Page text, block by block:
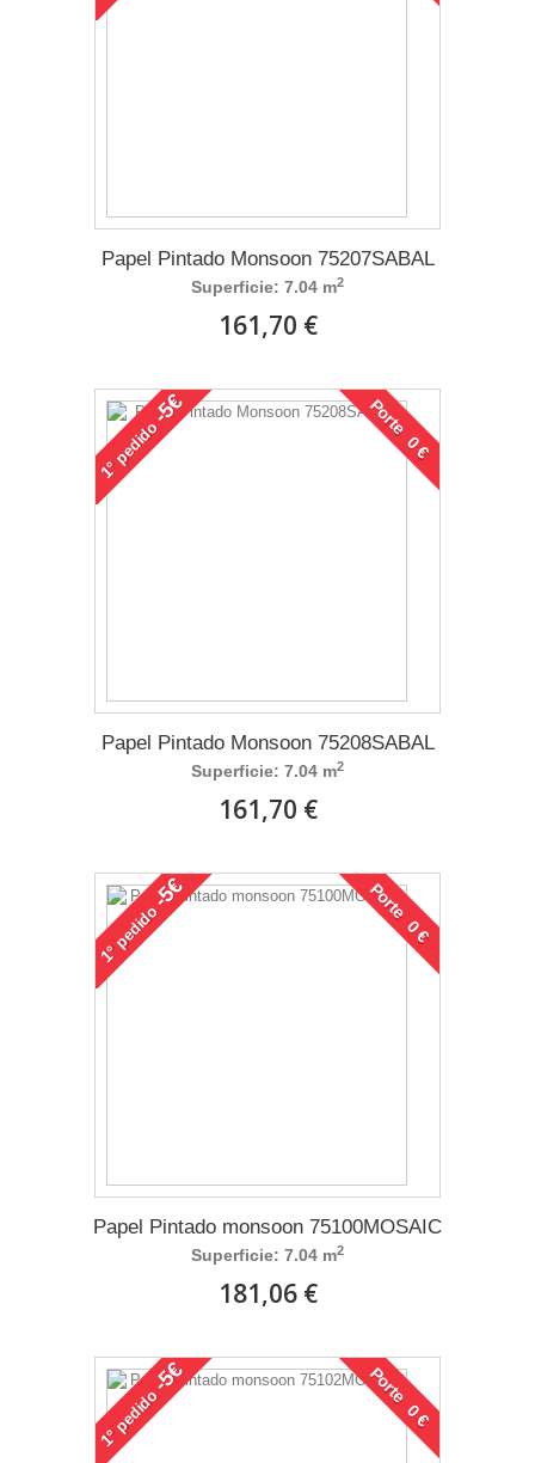
Papel Pintado Monsoon 75207SABAL
Superficie: 7.04 m2
161,70 €
1°
pedido
-5€ Porte 0 €
Papel Pintado Monsoon 75208SABAL
Superficie: 7.04 m2
161,70 €
1°
pedido
-5€ Porte 0 €
Papel Pintado monsoon 75100MOSAIC
Superficie: 7.04 m2
181,06 €
1°
pedido
-5€ Porte 0 €